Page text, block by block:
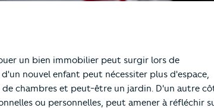
un bien immobilier peut surgir lors de
nouvel enfant peut nécessiter plus d'espace,
chambres et peut-être un jardin. D'un autre
ou personnelles, peut amener à réfléchir